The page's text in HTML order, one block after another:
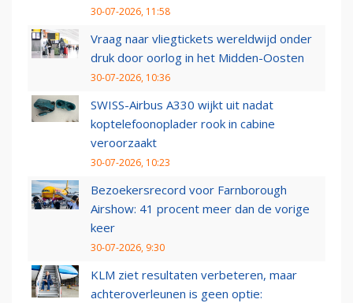
30-07-2026, 11:58
Vraag naar vliegtickets wereldwijd onder
druk door oorlog in het Midden-Oosten
30-07-2026, 10:36
SWISS-Airbus A330 wijkt uit nadat
koptelefoonoplader rook in cabine
veroorzaakt
30-07-2026, 10:23
Bezoekersrecord voor Farnborough
Airshow: 41 procent meer dan de vorige
keer
30-07-2026, 9:30
KLM ziet resultaten verbeteren, maar
achteroverleunen is geen optie: